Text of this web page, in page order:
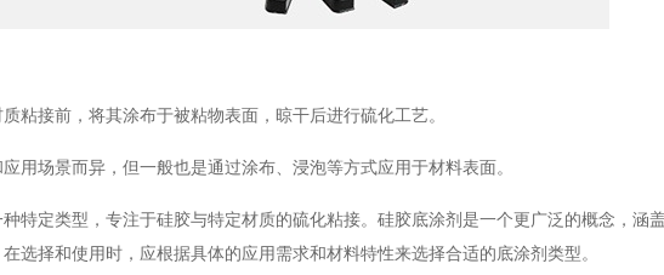
粘接前，将其涂布于被粘物表面，晾干后进行硫化工艺。
用场景而异，但一般也是通过涂布、浸泡等方式应用于材料表面。
特定类型，专注于硅胶与特定材质的硫化粘接。硅胶底涂剂是一个更广泛的概念，涵
选择和使用时，应根据具体的应用需求和材料特性来选择合适的底涂剂类型。